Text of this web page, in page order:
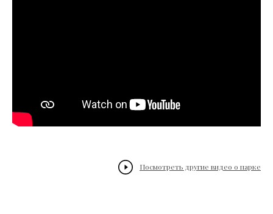
Посмотреть другие видео о парке